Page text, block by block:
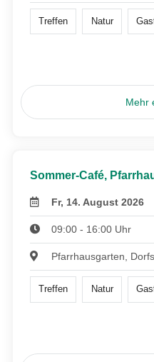
Treffen Natur
Mehr
Sommer-Café,
Fr, 14. August 2026
09:00 - 16:00 Uhr
Pfarrhausgarten,
Treffen Natur